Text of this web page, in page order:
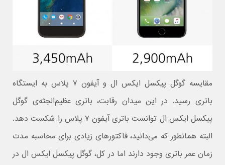
مقایسه گوگل پیکسل ایکس ال و آیفون ۷ پلاس به ایستگاه
باتری رسید. در این میدان رقابت، باتری عظیم‌الجثه‌ی گوگل
پیکسل ایکس ال توانست باتری آیفون ۷ پلاس را شکست دهد.
البته همانطور که می‌دانید، فاکتورهای زیادی برای محاسبه مدت
زمان عمر باتری وجود دارند اما در کل، گوگل پیکسل ایکس ال در